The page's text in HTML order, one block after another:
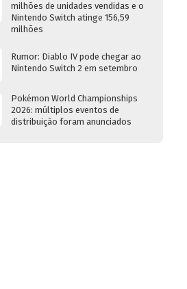
milhões de unidades vendidas e o
Nintendo Switch atinge 156,59
milhões
Rumor: Diablo IV pode chegar ao
Nintendo Switch 2 em setembro
Pokémon World Championships
2026: múltiplos eventos de
distribuição foram anunciados